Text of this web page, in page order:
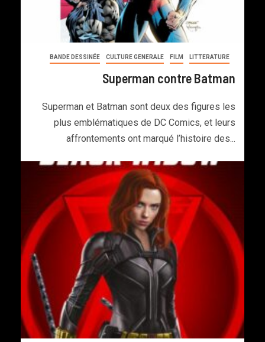
BANDE DESSINÉE CULTURE GENERALE FILM LITTERATURE
Superman contre Batman
Superman et Batman sont deux des figures les
plus emblématiques de DC Comics, et leurs
affrontements ont marqué l’histoire des...